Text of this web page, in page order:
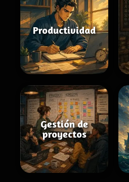
Productividad
Gestión de
proyectos